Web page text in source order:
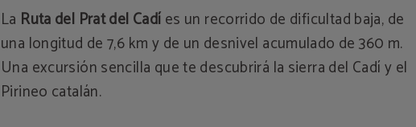
La Ruta del Prat del Cadíes un recorrido de dificultad baja, de
una longitud de 7,6 km y de un desnivel acumulado de 360 m.
Una excursión sencilla que te descubrirá la sierra del Cadí y el
Pirineo catalán.